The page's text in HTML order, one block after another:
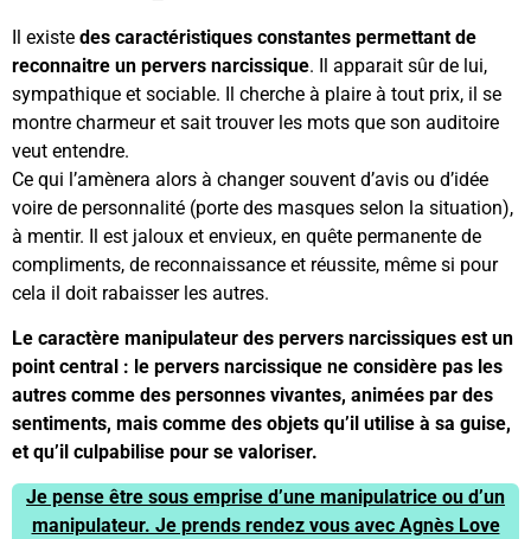
Il existe des caractéristiques constantes permettant de
reconnaitre un pervers narcissique. Il apparait sûr de lui,
sympathique et sociable. Il cherche à plaire à tout prix, il se
montre charmeur et sait trouver les mots que son auditoire
veut entendre.
Ce qui l’amènera alors à changer souvent d’avis ou d’idée
voire de personnalité (porte des masques selon la situation),
à mentir. Il est jaloux et envieux, en quête permanente de
compliments, de reconnaissance et réussite, même si pour
cela il doit rabaisser les autres.
Le caractère manipulateur des pervers narcissiques est un
point central : le pervers narcissique ne considère pas les
autres comme des personnes vivantes, animées par des
sentiments, mais comme des objets qu’il utilise à sa guise,
et qu’il culpabilise pour se valoriser.
Je pense être sous emprise d’une manipulatrice ou d’un
manipulateur. Je prends rendez vous avec Agnès Love